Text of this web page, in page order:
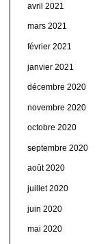
avril 2021
mars 2021
février 2021
janvier 2021
décembre 2020
novembre 2020
octobre 2020
septembre 2020
août 2020
juillet 2020
juin 2020
mai 2020